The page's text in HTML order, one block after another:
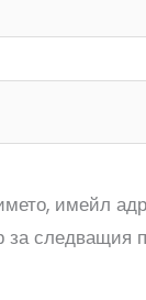
имейл
следващия